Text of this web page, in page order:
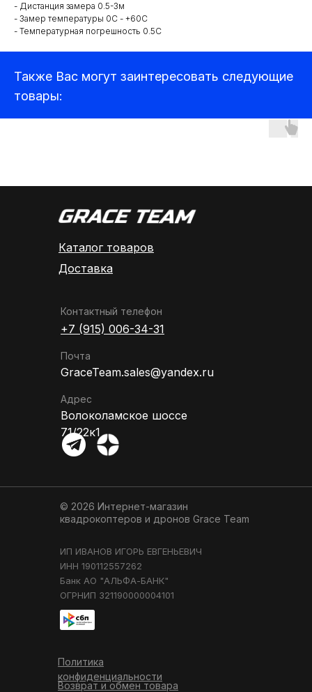
- Дистанция замера 0.5-3м
- Замер температуры 0C - +60C
- Температурная погрешность 0.5С
Также Вас могут заинтересовать следующие
товары:
Политика
конфиденциальности
Каталог товаров
© 2026 Интернет-магазин
квадрокоптеров и дронов Grace Team
Доставка
Аксессуары для квадрокоптеров
Детекторы и подавители БПЛА
Прицелы
Компьютеры и ноутбуки
Аудиотехника
Контактный телефон
Почта
Адрес
Волоколамское шоссе
71/22к1
GraceTeam.sales@yandex.ru
+7 (915) 006-34-31
ИП ИВАНОВ ИГОРЬ ЕВГЕНЬЕВИЧ
ИНН 190112557262
Банк АО "АЛЬФА-БАНК"
ОГРНИП 321190000004101
Возврат и обмен товара